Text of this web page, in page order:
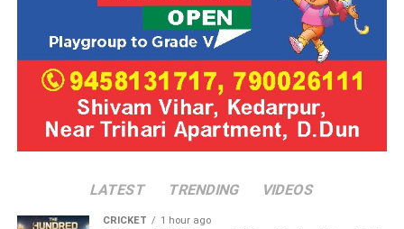
LATEST TRENDING VIDEOS
CRICKET 1 hour ago